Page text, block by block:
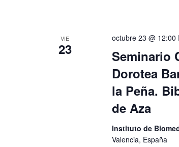
VIE
23
Seminario
Dorotea
la Peña.
de Aza
octubre 23 @ 12:00
Instituto de
Valencia, España